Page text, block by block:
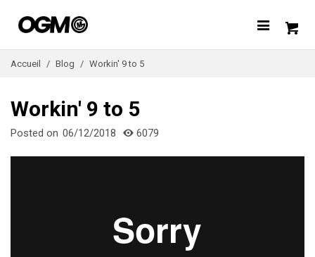
Accueil / Blog / Workin' 9 to 5
Workin' 9 to 5
Posted on 06/12/2018 6079